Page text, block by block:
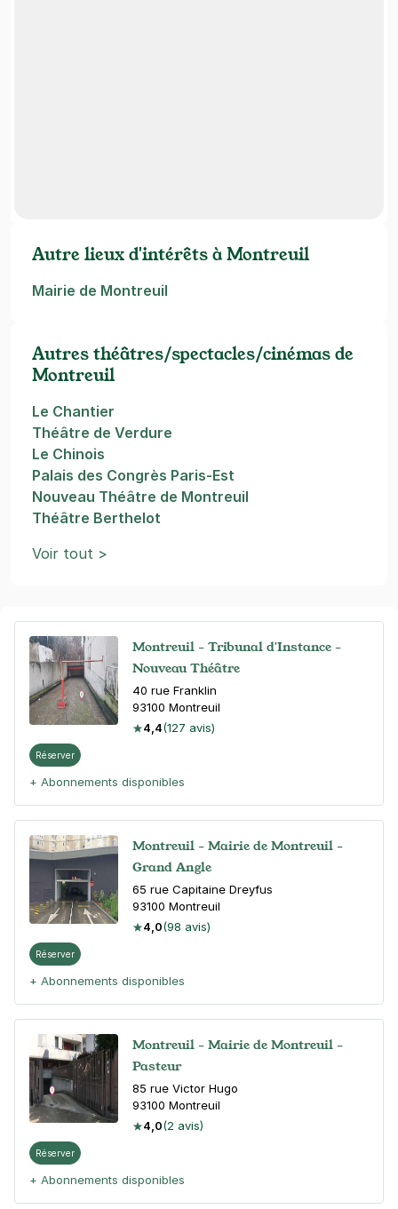
Montreuil - Tribunal d'Instance -
Nouveau Théâtre
40 rue Franklin
93100 Montreuil
4,4(127 avis)
Réserver
+ Abonnements disponibles
Montreuil - Mairie de Montreuil -
Grand Angle
65 rue Capitaine Dreyfus
93100 Montreuil
4,0(98 avis)
Réserver
+ Abonnements disponibles
Montreuil - Mairie de Montreuil -
Pasteur
85 rue Victor Hugo
93100 Montreuil
4,0(2 avis)
Réserver
+ Abonnements disponibles
Autre lieux d'intérêts à Montreuil
Mairie de Montreuil
Autres théâtres/spectacles/cinémas de
Montreuil
Le Chantier
Théâtre de Verdure
Le Chinois
Palais des Congrès Paris-Est
Nouveau Théâtre de Montreuil
Théâtre Berthelot
Voir tout >